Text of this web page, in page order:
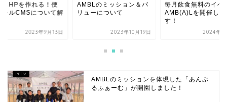
もHPを作れる！便
ールCMSについて解
2023年9月13日
AMBLのミッション＆バ
リューについて
2023年10月19日
毎月飲食無料のイベ
AMB(A)Lを開催して
す！
2024年5
AMBLのミッションを体現した「あんぶ
るふぁーむ」が開園しました！